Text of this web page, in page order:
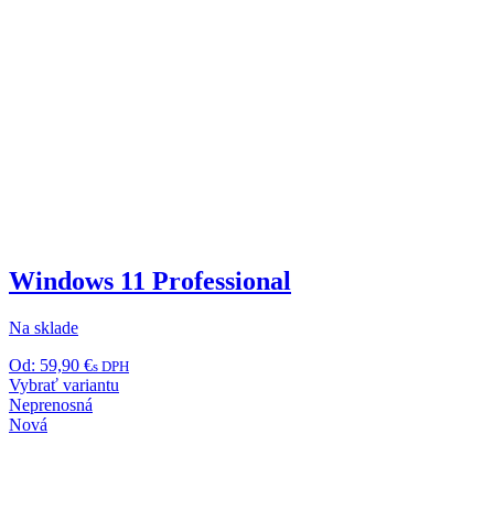
Windows 11 Professional
Na sklade
Od: 59,90 €s DPH
Vybrať variantu
Neprenosná
Nová